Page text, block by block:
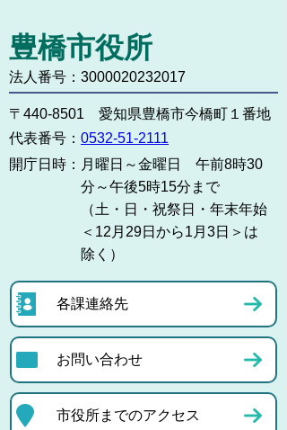
豊橋市役所
法人番号：3000020232017
〒440-8501 愛知県豊橋市今橋町１番地
代表番号： 0532-51-2111
開庁日時： 月曜日～金曜日 午前8時30
分～午後5時15分まで
（土・日・祝祭日・年末年始
＜12月29日から1月3日＞は
除く）
各課連絡先
お問い合わせ
市役所までのアクセス